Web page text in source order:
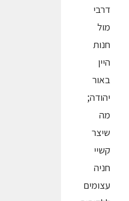
דרבי
מול
חנות
היין
באור
יהודה;
מה
שיצר
קשיי
חניה
עצומים